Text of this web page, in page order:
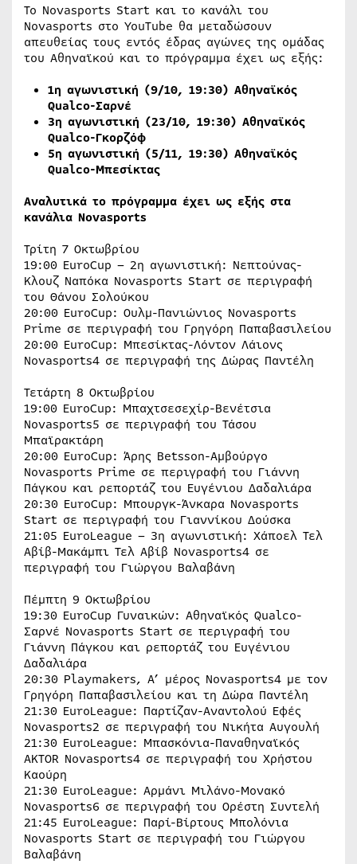
Το Novasports Start και το κανάλι του
Novasports στο YouTube θα μεταδώσουν
απευθείας τους εντός έδρας αγώνες της ομάδας
του Αθηναϊκού και το πρόγραμμα έχει ως εξής:
1η αγωνιστική (9/10, 19:30) Αθηναϊκός
Qualco-Σαρνέ
3η αγωνιστική (23/10, 19:30) Αθηναϊκός
Qualco-Γκορζόφ
5η αγωνιστική (5/11, 19:30) Αθηναϊκός
Qualco-Μπεσίκτας
Αναλυτικά το πρόγραμμα έχει ως εξής στα
κανάλια Novasports
Τρίτη 7 Οκτωβρίου
19:00 EuroCup – 2η αγωνιστική: Νεπτούνας-
Κλουζ Ναπόκα Novasports Start σε περιγραφή
του Θάνου Σολούκου
20:00 EuroCup: Ουλμ-Πανιώνιος Novasports
Prime σε περιγραφή του Γρηγόρη Παπαβασιλείου
20:00 EuroCup: Μπεσίκτας-Λόντον Λάιονς
Novasports4 σε περιγραφή της Δώρας Παντέλη
Τετάρτη 8 Οκτωβρίου
19:00 EuroCup: Μπαχτσεσεχίρ-Βενέτσια
Novasports5 σε περιγραφή του Τάσου
Μπαϊρακτάρη
20:00 EuroCup: Άρης Betsson-Αμβούργο
Novasports Prime σε περιγραφή του Γιάννη
Πάγκου και ρεπορτάζ του Ευγένιου Δαδαλιάρα
20:30 EuroCup: Μπουργκ-Άνκαρα Novasports
Start σε περιγραφή του Γιαννίκου Δούσκα
21:05 EuroLeague – 3η αγωνιστική: Χάποελ Τελ
Αβίβ-Μακάμπι Τελ Αβίβ Novasports4 σε
περιγραφή του Γιώργου Βαλαβάνη
Πέμπτη 9 Οκτωβρίου
19:30 EuroCup Γυναικών: Αθηναϊκός Qualco-
Σαρνέ Novasports Start σε περιγραφή του
Γιάννη Πάγκου και ρεπορτάζ του Ευγένιου
Δαδαλιάρα
20:30 Playmakers, Α’ μέρος Novasports4 με τον
Γρηγόρη Παπαβασιλείου και τη Δώρα Παντέλη
21:30 EuroLeague: Παρτίζαν-Αναντολού Εφές
Novasports2 σε περιγραφή του Νικήτα Αυγουλή
21:30 EuroLeague: Μπασκόνια-Παναθηναϊκός
AKTOR Novasports4 σε περιγραφή του Χρήστου
Καούρη
21:30 EuroLeague: Αρμάνι Μιλάνο-Μονακό
Novasports6 σε περιγραφή του Ορέστη Συντελή
21:45 EuroLeague: Παρί-Βίρτους Μπολόνια
Novasports Start σε περιγραφή του Γιώργου
Βαλαβάνη